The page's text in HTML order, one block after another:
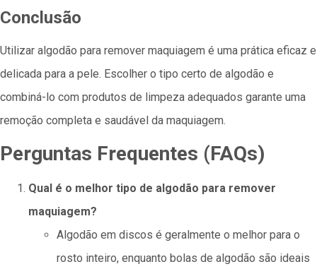
Conclusão
Utilizar algodão para remover maquiagem é uma prática eficaz e
delicada para a pele. Escolher o tipo certo de algodão e
combiná-lo com produtos de limpeza adequados garante uma
remoção completa e saudável da maquiagem.
Perguntas Frequentes (FAQs)
Qual é o melhor tipo de algodão para remover
maquiagem?
Algodão em discos é geralmente o melhor para o
rosto inteiro, enquanto bolas de algodão são ideais